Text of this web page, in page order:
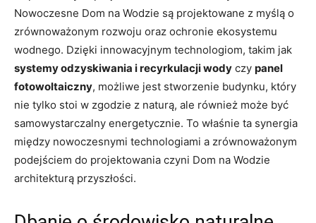
Nowoczesne Dom na ⁤Wodzie są projektowane z myślą o
zrównoważonym rozwoju oraz ochronie ekosystemu
⁣wodnego. Dzięki innowacyjnym technologiom,‌ takim jak
systemy odzyskiwania i⁤ recyrkulacji wody ​czy panel
fotowoltaiczny, możliwe jest stworzenie budynku, który
nie tylko stoi w zgodzie​ z naturą, ale również ⁣może być​
samowystarczalny energetycznie.⁤ To właśnie ta synergia​
między nowoczesnymi technologiami ‍a ⁣zrównoważonym⁤
podejściem​ do⁣ projektowania czyni Dom na Wodzie
architekturą ⁣przyszłości.